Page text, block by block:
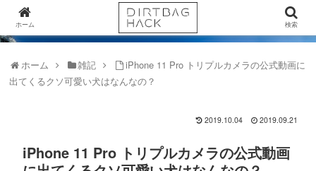
ホーム 雑記
iPhone 11 Pro トリプルカメラの公式動画に
出てくるクソ可愛い犬はなんなの？
2019.10.04 2019.09.21
iPhone 11 Pro トリプルカメラの公式動画
ホーム 検索